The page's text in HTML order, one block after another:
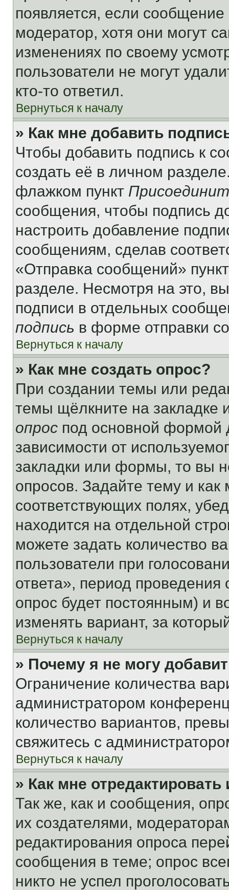
появляется, если
модератор, хотя они могут
изменениях по своему
пользователи не могут
кто-то ответил.
Вернуться к началу
» Как мне добавить
Чтобы добавить подпись к
создать её в личном
флажком пункт
сообщения, чтобы подпись
настроить добавление
сообщениям, сделав
«Отправка сообщений»
разделе. Несмотря на это,
подписи в отдельных
подпись в форме отправки
Вернуться к началу
» Как мне создать опрос?
При создании темы или
темы щёлкните на
опрос под основной формой
зависимости от
закладки или формы, то вы
опросов. Задайте тему и
соответствующих полях,
находится на отдельной
можете задать количество
пользователи при
ответа», период проведения
опрос будет постоянным) и
изменять вариант, за
Вернуться к началу
» Почему я не могу
Ограничение количества
администратором
количество вариантов,
свяжитесь с
Вернуться к началу
» Как мне
Так же, как и сообщения,
их создателями,
редактирования опроса
сообщения в теме; опрос
никто не успел